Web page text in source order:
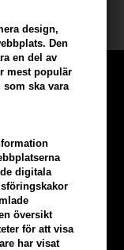
design,
Den
en del av
mest populär
ska vara
digitala
översikt
för att visa
har visat